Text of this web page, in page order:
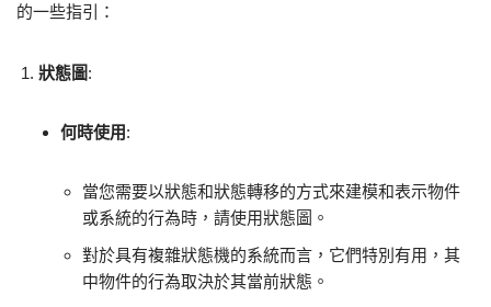
的一些指引：
狀態圖:
何時使用:
當您需要以狀態和狀態轉移的方式來建模和表示物件
或系統的行為時，請使用狀態圖。
對於具有複雜狀態機的系統而言，它們特別有用，其
中物件的行為取決於其當前狀態。